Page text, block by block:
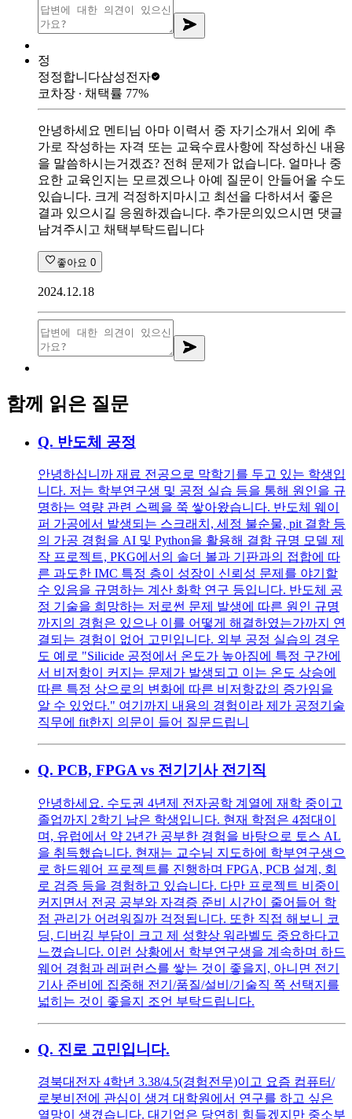
정
정정합니다삼성전자
코차장 ∙ 채택률 77%
안녕하세요 멘티님 아마 이력서 중 자기소개서 외에 추
가로 작성하는 자격 또는 교육수료사항에 작성하신 내용
을 말씀하시는거겠죠? 전혀 문제가 없습니다. 얼마나 중
요한 교육인지는 모르겠으나 아예 질문이 안들어올 수도
있습니다. 크게 걱정하지마시고 최선을 다하셔서 좋은
결과 있으시길 응원하겠습니다. 추가문의있으시면 댓글
남겨주시고 채택부탁드립니다
좋아요 0
2024.12.18
함께 읽은 질문
Q. 반도체 공정
안녕하십니까 재료 전공으로 막학기를 두고 있는 학생입
니다. 저는 학부연구생 및 공정 실습 등을 통해 원인을 규
명하는 역량 관련 스펙을 쭉 쌓아왔습니다. 반도체 웨이
퍼 가공에서 발생되는 스크래치, 세정 불순물, pit 결함 등
의 가공 경험을 AI 및 Python을 활용해 결함 규명 모델 제
작 프로젝트, PKG에서의 솔더 볼과 기판과의 접합에 따
른 과도한 IMC 특정 층이 성장이 신뢰성 문제를 야기할
수 있음을 규명하는 계산 화학 연구 등입니다. 반도체 공
정 기술을 희망하는 저로썬 문제 발생에 따른 원인 규명
까지의 경험은 있으나 이를 어떻게 해결하였는가까지 연
결되는 경험이 없어 고민입니다. 외부 공정 실습의 경우
도 예로 "Silicide 공정에서 온도가 높아짐에 특정 구간에
서 비저항이 커지는 문제가 발생되고 이는 온도 상승에
따른 특정 상으로의 변화에 따른 비저항값의 증가임을
알 수 있었다." 여기까지 내용의 경험이라 제가 공정기술
직무에 fit한지 의문이 들어 질문드립니
Q. PCB, FPGA vs 전기기사 전기직
안녕하세요. 수도권 4년제 전자공학 계열에 재학 중이고
졸업까지 2학기 남은 학생입니다. 현재 학점은 4점대이
며, 유럽에서 약 2년간 공부한 경험을 바탕으로 토스 AL
을 취득했습니다. 현재는 교수님 지도하에 학부연구생으
로 하드웨어 프로젝트를 진행하며 FPGA, PCB 설계, 회
로 검증 등을 경험하고 있습니다. 다만 프로젝트 비중이
커지면서 전공 공부와 자격증 준비 시간이 줄어들어 학
점 관리가 어려워질까 걱정됩니다. 또한 직접 해보니 코
딩, 디버깅 부담이 크고 제 성향상 워라벨도 중요하다고
느꼈습니다. 이런 상황에서 학부연구생을 계속하며 하드
웨어 경험과 레퍼런스를 쌓는 것이 좋을지, 아니면 전기
기사 준비에 집중해 전기/품질/설비/기술직 쪽 선택지를
넓히는 것이 좋을지 조언 부탁드립니다.
Q. 진로 고민입니다.
경북대전자 4학년 3.38/4.5(경험전무)이고 요즘 컴퓨터/
로봇비전에 관심이 생겨 대학원에서 연구를 하고 싶은
열망이 생겼습니다. 대기업은 당연히 힘들겠지만 중소부